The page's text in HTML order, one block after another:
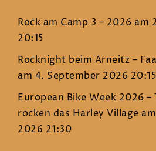
Rock am Camp 3 – 2026 am
20:15
Rocknight beim Arneitz –
am 4. September 2026 20:15
European Bike Week 2026
rocken das Harley Village
2026 21:30